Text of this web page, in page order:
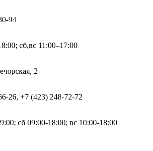
94
сб,вс 11:00–17:00
2
26, +7 (423) 248-72-72
сб 09:00-18:00; вс 10:00-18:00